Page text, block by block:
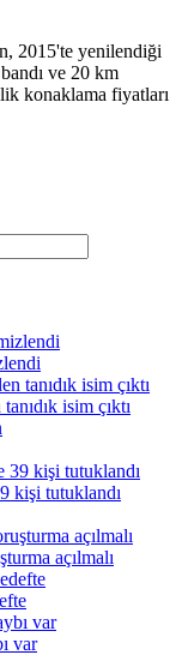
2015'te yenilendiği
ve 20 km
konaklama fiyatları
isim çıktı
kişi tutuklandı
açılmalı
var